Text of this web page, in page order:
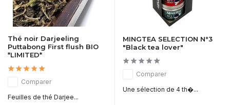
Thé noir Darjeeling
Puttabong First flush BIO
*LIMITED*
Comparer
Feuilles de thé Darjee...
MINGTEA SELECTION N°3
"Black tea lover"
Comparer
Une sélection de 4 th�...